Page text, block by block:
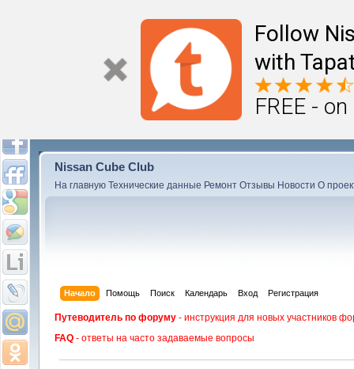
Follow
with
FREE -
Nissan Cube Club
На главную Технические данные Ремонт Отзывы Новости О
Начало Помощь Поиск Календарь Вход Регистрация
Путеводитель по форуму - инструкция для новых участников
FAQ - ответы на часто задаваемые вопросы